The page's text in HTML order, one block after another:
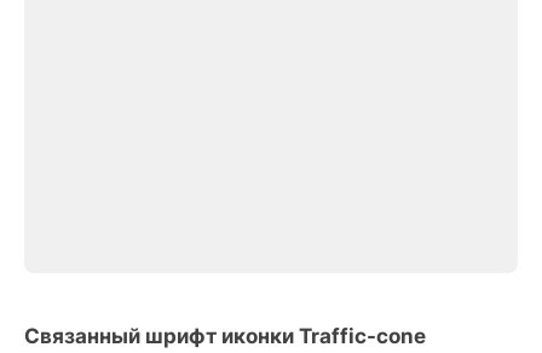
Связанный шрифт иконки Traffic-cone